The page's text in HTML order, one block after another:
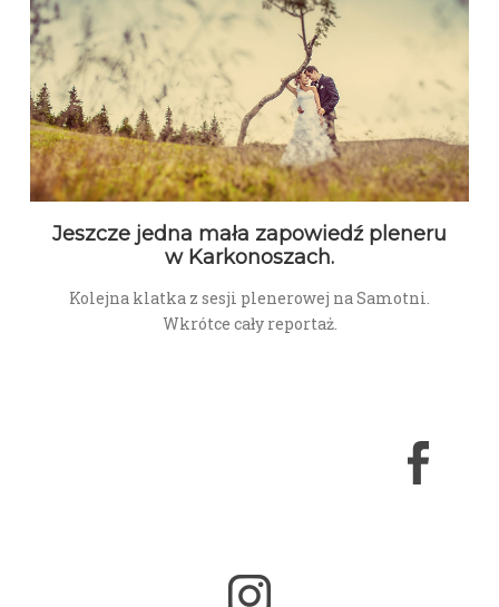
Jeszcze jedna mała zapowiedź pleneru
w Karkonoszach.
Kolejna klatka z sesji plenerowej na Samotni.
Wkrótce cały reportaż.